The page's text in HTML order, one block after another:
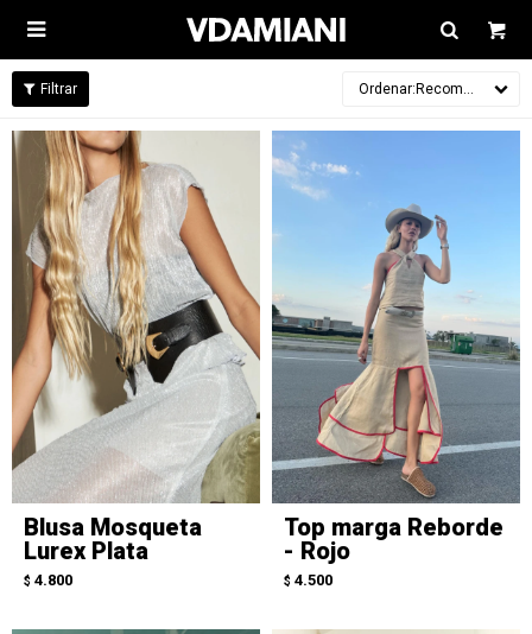

Recomendados
Blusa Mosqueta
Lurex Plata
$ 4.800
Top marga Reborde
- Rojo
$ 4.500